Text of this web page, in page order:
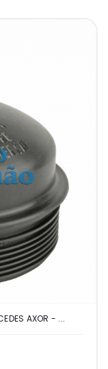
AXOR - ...